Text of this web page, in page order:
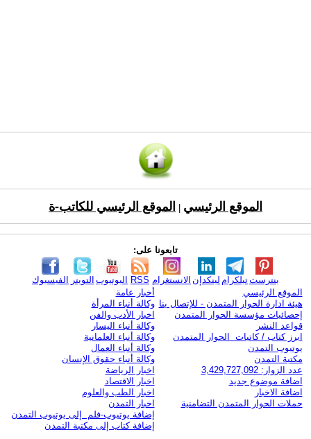
الموقع الرئيسي الموقع الرئيسي للكاتب-ة
تابعونا على:
الفيسبوك التويتر اليوتيوب RSS الانستغرام لينكدإن تيلكرامبنترست
الموقع الرئيسي
هيئة ادارة الحوار المتمدن - للإتصال بنا
إحصائيات مؤسسة الحوار المتمدن
قواعد النشر
ابرز كتاب / كاتبات الحوار المتمدن
يوتيوب التمدن
مكتبة التمدن
عدد الزوار: 3,429,727,092
اضافة موضوع جديد
اضافة الاخبار
حملات الحوار المتمدن التضامنية
أخبار عامة
وكالة أنباء المرأة
اخبار الأدب والفن
وكالة أنباء اليسار
وكالة أنباء العلمانية
وكالة أنباء العمال
وكالة أنباء حقوق الإنسان
اخبار الرياضة
اخبار الاقتصاد
اخبار الطب والعلوم
اخبار التمدن
إضافة يوتيوب-فلم إلى يوتيوب التمدن
إضافة كتاب إلى مكتبة التمدن